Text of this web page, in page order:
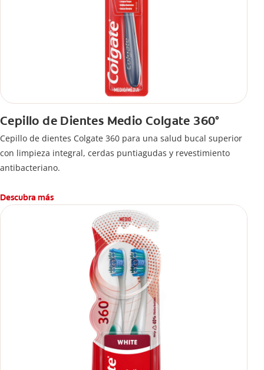
Cepillo de Dientes Medio Colgate 360°
Cepillo de dientes Colgate 360 ​​para una salud bucal superior
con limpieza integral, cerdas puntiagudas y revestimiento
antibacteriano.
Descubra más